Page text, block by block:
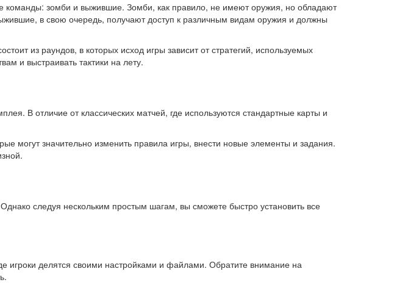
команды: зомби и выжившие. Зомби, как правило, не имеют оружия, но обладают
в свою очередь, получают доступ к различным видам оружия и должны
из раундов, в которых исход игры зависит от стратегий, используемых
и выстраивать тактики на лету.
В отличие от классических матчей, где используются стандартные карты и
могут значительно изменить правила игры, внести новые элементы и задания.
следуя нескольким простым шагам, вы сможете быстро установить все
игроки делятся своими настройками и файлами. Обратите внимание на